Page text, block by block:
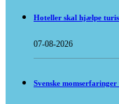
Hoteller skal hjælpe
07-08-2026
Svenske